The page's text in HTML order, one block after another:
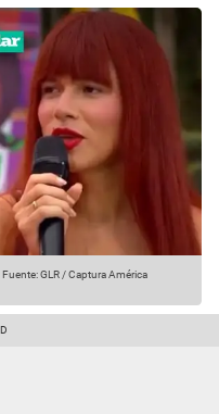
Fuente: GLR / Captura América